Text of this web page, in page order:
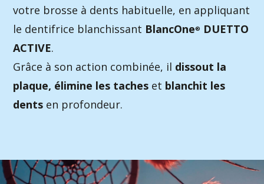
votre brosse à dents habituelle, en appliquant
le dentifrice blanchissant BlancOne®
DUETTO
ACTIVE.
Grâce à son action combinée, il dissout la
plaque, élimine les taches et blanchit les
dents en profondeur.